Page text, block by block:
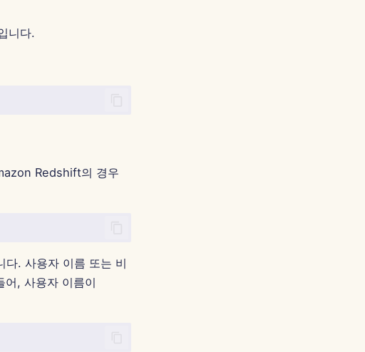
니다.
Redshift의 경우
다. 사용자 이름 또는 비
어, 사용자 이름이